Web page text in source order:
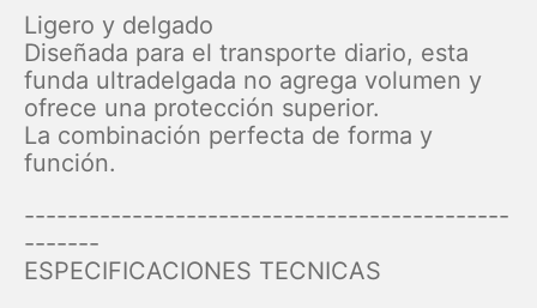
Ligero y delgado
Diseñada para el transporte diario, esta
funda ultradelgada no agrega volumen y
ofrece una protección superior.
La combinación perfecta de forma y
función.
---------------------------------------------
-------
ESPECIFICACIONES TECNICAS